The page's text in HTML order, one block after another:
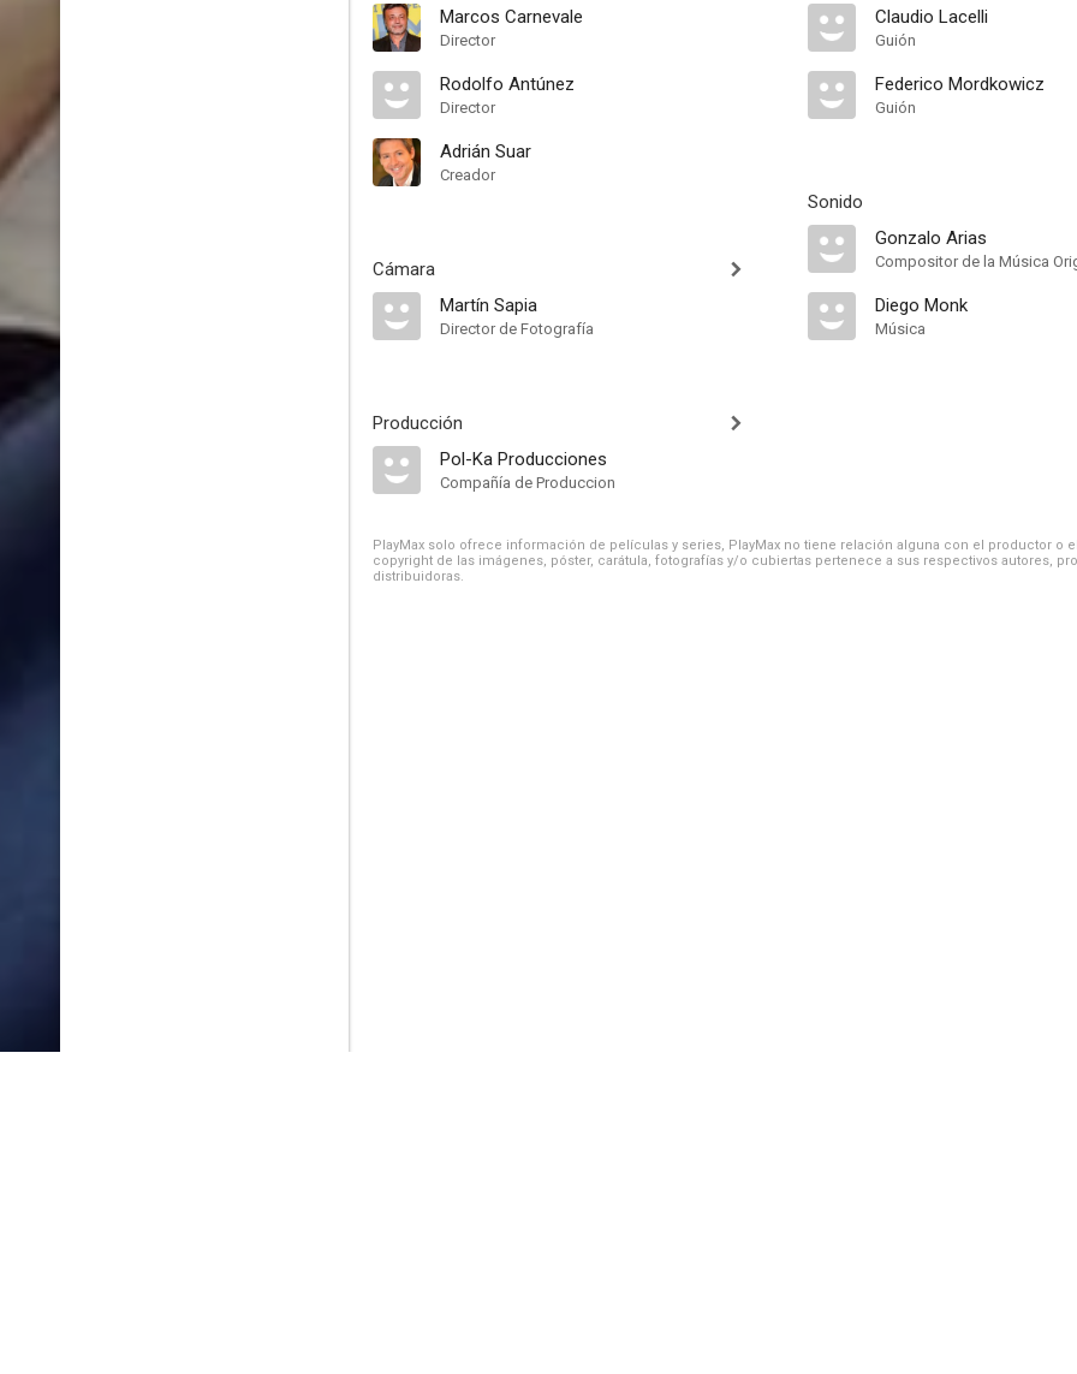
Marcos Carnevale
Director
Rodolfo Antúnez
Director
Adrián Suar
Creador
Cámara
Martín Sapia
Director de Fotografía
Producción
Pol-Ka Producciones
Compañía de Produccion
Claudio Lacelli
Guión
Federico Mordkowicz
Guión
Sonido
Gonzalo Arias
Compositor de la Música
Diego Monk
Música
PlayMax solo ofrece información de películas y series, PlayMax no tiene relación alguna con el productor o
copyright de las imágenes, póster, carátula, fotografías y/o cubiertas pertenece a sus respectivos autores,
distribuidoras.